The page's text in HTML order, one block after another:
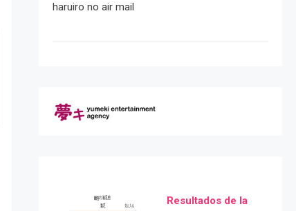
haruiro no air mail
Resultados de la